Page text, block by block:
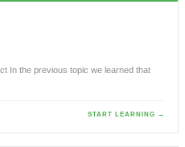
In the previous topic we learned that
START LEARNING →